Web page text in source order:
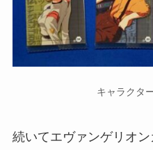
キャラクタ
続いてエヴァンゲリオ